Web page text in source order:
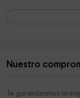
Iglesia parroquial de
Sendaviva, Natural
Nuestro
Te garantizamos la